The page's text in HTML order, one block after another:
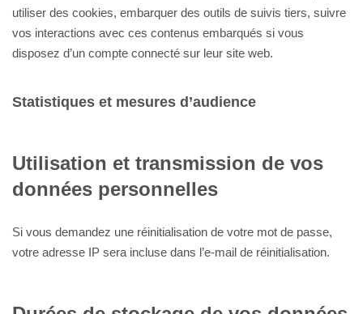
utiliser des cookies, embarquer des outils de suivis tiers, suivre
vos interactions avec ces contenus embarqués si vous
disposez d’un compte connecté sur leur site web.
Statistiques et mesures d’audience
Utilisation et transmission de vos
données personnelles
Si vous demandez une réinitialisation de votre mot de passe,
votre adresse IP sera incluse dans l’e-mail de réinitialisation.